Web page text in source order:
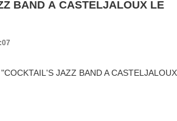
BAND A CASTELJALOUX LE